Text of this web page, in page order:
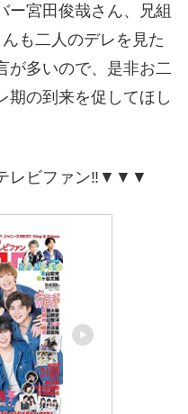
ー宮田俊哉さん、兄組
も二人のデレを見た
が多いので、是非お二
期の到来を促してほし
レビファン‼️▼▼▼